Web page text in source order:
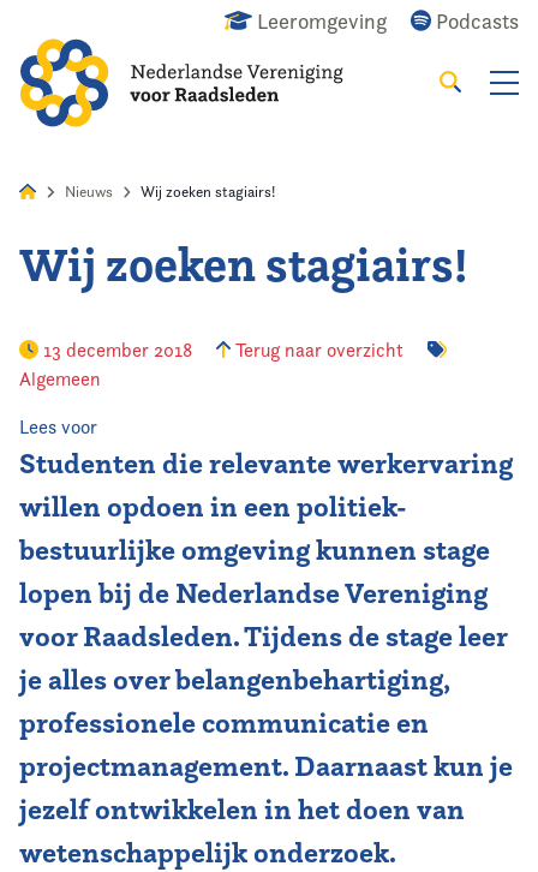
Leeromgeving Podcasts
Zoeken
Home
Nieuws
Opleiding
Kennis & Informatie
Vereniging
Contact
Nieuws Wij zoeken stagiairs!
Wij zoeken stagiairs!
13 december 2018
Terug naar overzicht
Algemeen
Lees voor
Studenten die relevante werkervaring
willen opdoen in een politiek-
bestuurlijke omgeving kunnen stage
lopen bij de Nederlandse Vereniging
voor Raadsleden. Tijdens de stage leer
je alles over belangenbehartiging,
professionele communicatie en
projectmanagement. Daarnaast kun je
jezelf ontwikkelen in het doen van
wetenschappelijk onderzoek.